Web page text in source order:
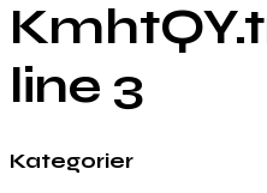
line 3
Kategorier